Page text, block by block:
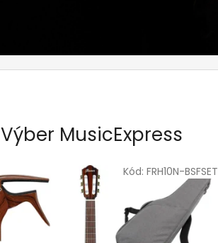
Výber MusicExpress
Kód: FRH10N-BSFSET